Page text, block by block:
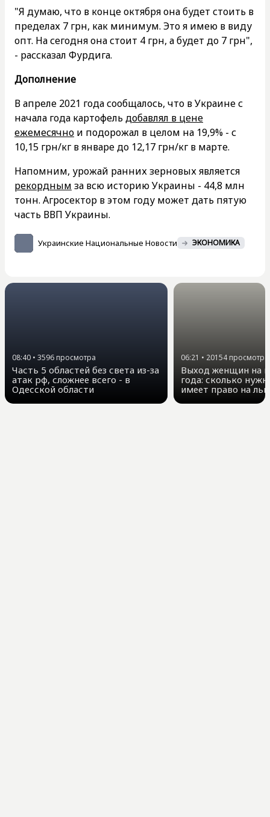
"Я думаю, что в конце октября она будет стоить в
пределах 7 грн, как минимум. Это я имею в виду
опт. На сегодня она стоит 4 грн, а будет до 7 грн",
- рассказал Фурдига.
Дополнение
В апреле 2021 года сообщалось, что в Украине с
начала года картофель добавлял в цене
ежемесячно и подорожал в целом на 19,9% - с
10,15 грн/кг в январе до 12,17 грн/кг в марте.
Напомним, урожай ранних зерновых является
рекордным за всю историю Украины - 44,8 млн
тонн. Агросектор в этом году может дать пятую
часть ВВП Украины.
Украинские Национальные Новости ЭКОНОМИКА
08:40 • 3596просмотра
Часть 5 областей без света из-за
атак рф, сложнее всего - в
Одесской области
06:21 • 20154 просмотра
Выход женщин на
года: сколько
имеет право на